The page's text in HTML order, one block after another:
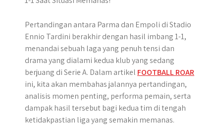
Pertandingan antara Parma dan Empoli di Stadio
Ennio Tardini berakhir dengan hasil imbang 1-1,
menandai sebuah laga yang penuh tensi dan
drama yang dialami kedua klub yang sedang
berjuang di Serie A. Dalam artikel FOOTBALL ROAR
ini, kita akan membahas jalannya pertandingan,
analisis momen penting, performa pemain, serta
dampak hasil tersebut bagi kedua tim di tengah
ketidakpastian liga yang semakin memanas.